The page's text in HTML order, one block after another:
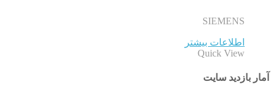
SIEMENS
اطلاعات بیشتر
Quick View
آمار بازدید سایت